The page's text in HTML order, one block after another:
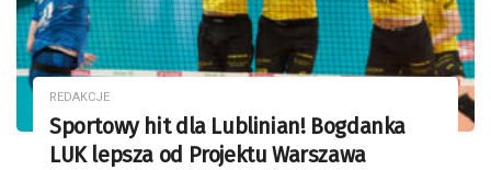
REDAKCJE
Sportowy hit dla Lublinian! Bogdanka
LUK lepsza od Projektu Warszawa